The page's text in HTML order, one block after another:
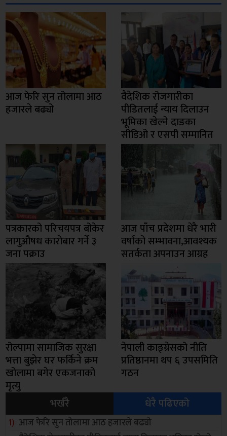
आज फेरि सुन तोलामा आठ
हजारले बढ्यो
वैदेशिक रोजगारीका
पीडितलाई न्याय दिलाउन
भूमिका खेल्ने दाङका
सीडिओ र एसपी सम्मानित
पत्रकारको परिचयपत्र बोकेर
लागुऔषध कारोबार गर्ने ३
जना पक्राउ
आज पाँच प्रदेशमा धेरै भारी
वर्षाको सम्भावना,आवश्यक
सतर्कता अपनाउन आग्रह
रोल्पामा सामाजिक सुरक्षा
भत्ता बुझेर घर फर्किने क्रम
खोलामा बगेर एकजनाको
मृत्यु
नेपाली काङ्ग्रेसको नीति
प्रतिष्ठानमा थप ६ उपसमिति
गठन
भर्खरै
धेरै पढिएको
आज फेरि सुन तोलामा आठ हजारले बढ्यो